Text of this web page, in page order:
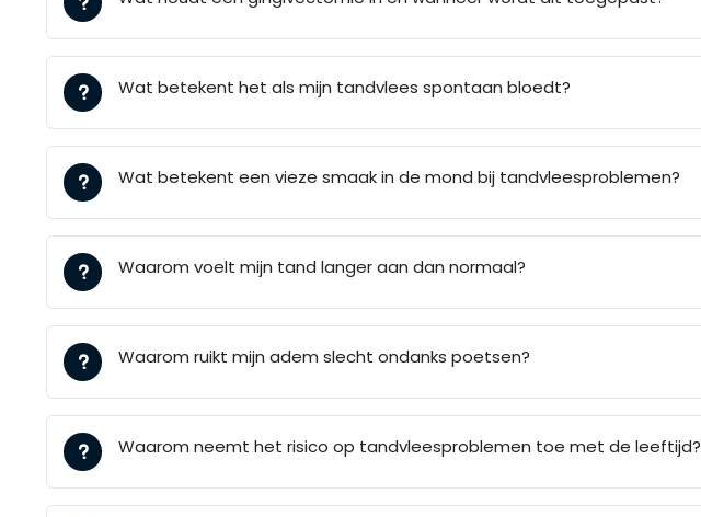
Wat betekent het als mijn tandvlees spontaan bloedt?
Wat betekent een vieze smaak in de mond bij tandvleesproblemen?
Waarom voelt mijn tand langer aan dan normaal?
Waarom ruikt mijn adem slecht ondanks poetsen?
Waarom neemt het risico op tandvleesproblemen toe met de leeftijd?